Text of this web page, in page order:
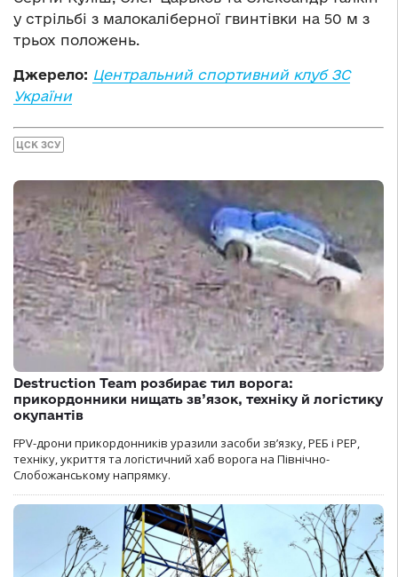
у стрільбі з малокаліберної гвинтівки на 50 м з
трьох положень.
Джерело: Центральний спортивний клуб ЗС
України
ЦСК ЗСУ
Destruction Team розбирає тил ворога:
прикордонники нищать зв’язок, техніку й логістику
окупантів
FPV-дрони прикордонників уразили засоби зв’язку, РЕБ і РЕР,
техніку, укриття та логістичний хаб ворога на Північно-
Слобожанському напрямку.